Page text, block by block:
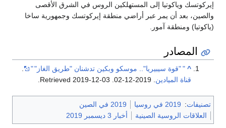
إيركوتسك وياكوتيا إلى المستهلكين الروس في الشرق الأقصى
والصين، بعد أن يمر عبر أراضي منطقة إيركوتسك وجمهورية ساخا
(ياكوتيا) ومنطقة آمور.
المصادر
^
" "قوة سيبيريا".. موسكو وبكين تدشنان "طريق الغاز""
قناة الميادين
. Retrieved
2019-12-03
تصنيفات: 2019 في روسيا
2019 في الصين
العلاقات الروسية الصينية
أخبار 3 ديسمبر 2019